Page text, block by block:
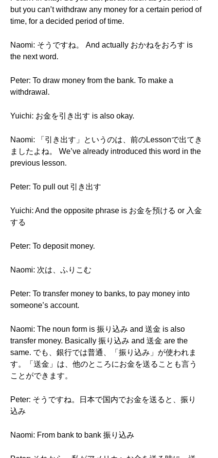
but you can’t withdraw any money for a certain period of
time, for a decided period of time.
Naomi: そうですね。 And actually おかねをおろす is
the next word.
Peter: To draw money from the bank. To make a
withdrawal.
Yuichi: お金を引き出す is also okay.
Naomi: 「引き出す」というのは、前のLessonで出てき
ましたよね。 We’ve already introduced this word in the
previous lesson.
Peter: To pull out 引き出す
Yuichi: And the opposite phrase is お金を預ける or 入金
する
Peter: To deposit money.
Naomi: 次は、ふりこむ
Peter: To transfer money to banks, to pay money into
someone’s account.
Naomi: The noun form is 振り込み and 送金 is also
transfer money. Basically 振り込み and 送金 are the
same. でも、銀行では普通、「振り込み」が使われま
す。「送金」は、他のところにお金を送ることも言う
ことができます。
Peter: そうですね。日本で国内でお金を送ると、振り
込み
Naomi: From bank to bank 振り込み